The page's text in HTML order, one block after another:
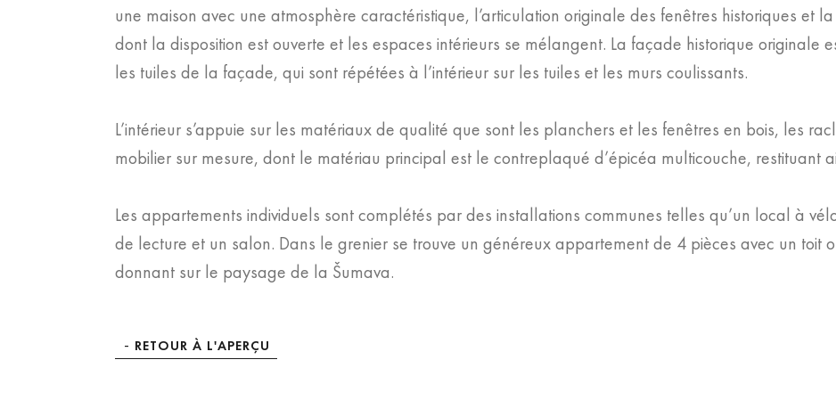
une maison avec une atmosphère caractéristique, l’articulation originale des fenêtres historiques et
dont la disposition est ouverte et les espaces intérieurs se mélangent. La façade historique
les tuiles de la façade, qui sont répétées à l’intérieur sur les tuiles et les murs coulissants.
L’intérieur s’appuie sur les matériaux de qualité que sont les planchers et les fenêtres en bois, les
mobilier sur mesure, dont le matériau principal est le contreplaqué d’épicéa multicouche, restituant
Les appartements individuels sont complétés par des installations communes telles qu’un local à
de lecture et un salon. Dans le grenier se trouve un généreux appartement de 4 pièces avec un toit
donnant sur le paysage de la Šumava.
RETOUR À L'APERÇU